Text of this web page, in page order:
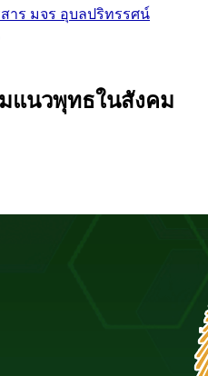
สาร มจร อุบลปริทรรศน์
แนวพุทธในสังคม